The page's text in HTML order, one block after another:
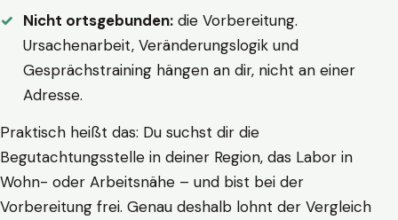
Nicht ortsgebunden: die Vorbereitung.
Ursachenarbeit, Veränderungslogik und
Gesprächstraining hängen an dir, nicht an einer
Adresse.
Praktisch heißt das: Du suchst dir die
Begutachtungsstelle in deiner Region, das Labor in
Wohn- oder Arbeitsnähe – und bist bei der
Vorbereitung frei. Genau deshalb lohnt der Vergleich